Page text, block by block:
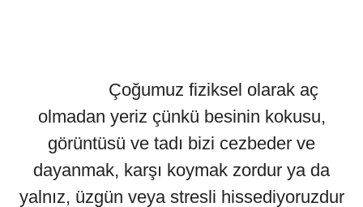
Çoğumuz fiziksel olarak aç
olmadan yeriz çünkü besinin kokusu,
görüntüsü ve tadı bizi cezbeder ve
dayanmak, karşı koymak zordur ya da
yalnız, üzgün veya stresli hissediyoruzdur